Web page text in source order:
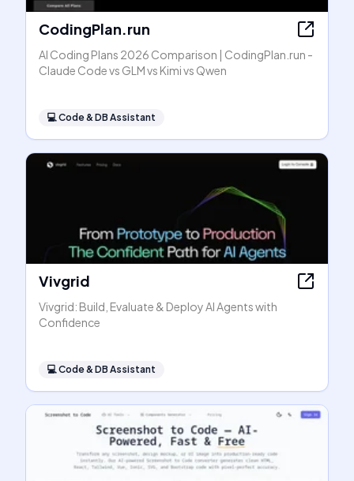
CodingPlan.run
AI Coding Plans 2026 Comparison | CodingPlan.run -
Claude Code vs GLM vs Kimi vs Qwen
💻Code & DB Assistant
Vivgrid
Vivgrid: Build, Evaluate & Deploy AI Agents with
Confidence
💻Code & DB Assistant